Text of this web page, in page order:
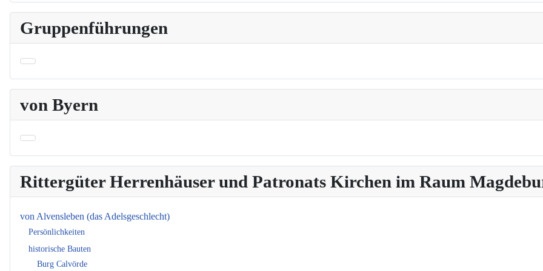
Gruppenführungen
von Byern
Rittergüter Herrenhäuser und Patronats Kirchen im Raum
von Alvensleben (das Adelsgeschlecht)
Persönlichkeiten
historische Bauten
Burg Calvörde